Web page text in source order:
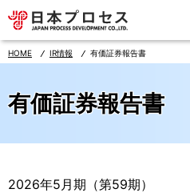
事業案内
会社情報
IR情報
HOME IR情報 有価証券報告書
有価証券報告書
2026年5月期（第59期）